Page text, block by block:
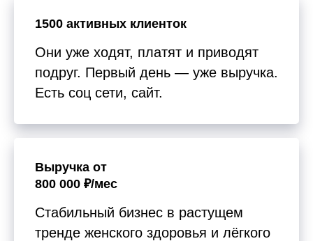
1500 активных клиенток
Они уже ходят, платят и приводят
подруг. Первый день — уже выручка.
Есть соц сети, сайт.
Выручка от
800 000 ₽/мес
Стабильный бизнес в растущем
тренде женского здоровья и лёгкого